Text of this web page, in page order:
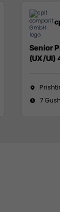
Senior
(UX/UI)
7